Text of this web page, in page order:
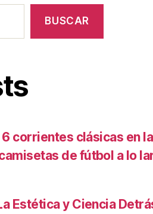
BUSCAR
corrientes clásicas en la
de fútbol a lo
Estética y Ciencia